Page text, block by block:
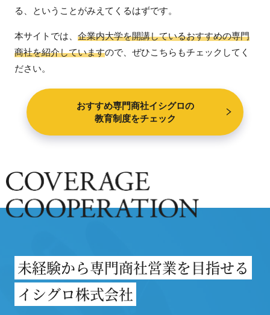
る、ということがみえてくるはずです。
本サイトでは、 企業内大学を開講しているおすすめの専門
商社を紹介していますので、ぜひこちらもチェックしてく
ださい。
おすすめ専門商社イシグロの
教育制度をチェック
未経験から専門商社営業を目指せる
イシグロ株式会社